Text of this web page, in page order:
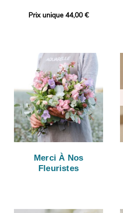
Prix unique 44,00 €
Merci À Nos
Fleuristes